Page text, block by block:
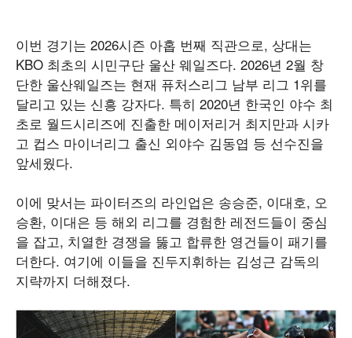
이번 경기는 2026시즌 아홉 번째 직관으로, 상대는
KBO 최초의 시민구단 울산 웨일즈다. 2026년 2월 창
단한 울산웨일즈는 현재 퓨처스리그 남부 리그 1위를
달리고 있는 신흥 강자다. 특히 2020년 한국인 야수 최
초로 월드시리즈에 진출한 메이저리거 최지만과 시카
고 컵스 마이너리그 출신 외야수 김동엽 등 선수진을
앞세웠다.
이에 맞서는 파이터즈의 라인업은 송승준, 이대호, 오
승환, 이대은 등 해외 리그를 경험한 레전드들이 중심
을 잡고, 치열한 경쟁을 뚫고 합류한 영건들이 패기를
더한다. 여기에 이들을 진두지휘하는 김성근 감독의
지략까지 더해졌다.